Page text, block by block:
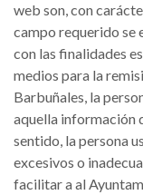
web son, con
campo requerido se
con las finalidades
medios para la
Barbuñales, la
aquella información
sentido, la persona
excesivos o
facilitar a al